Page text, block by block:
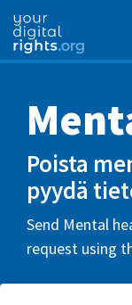
Poista
pyydä
Send Mental
request using